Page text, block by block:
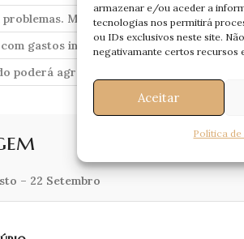
armazenar e/ou aceder a
tecnologias nos permitirá
ou IDs exclusivos neste site.
negativamante certos recursos
Aceitar
Política de
problemas. Melhores dias virão.
gastos inesperados.
poderá agravar-se.
– 22 Setembro